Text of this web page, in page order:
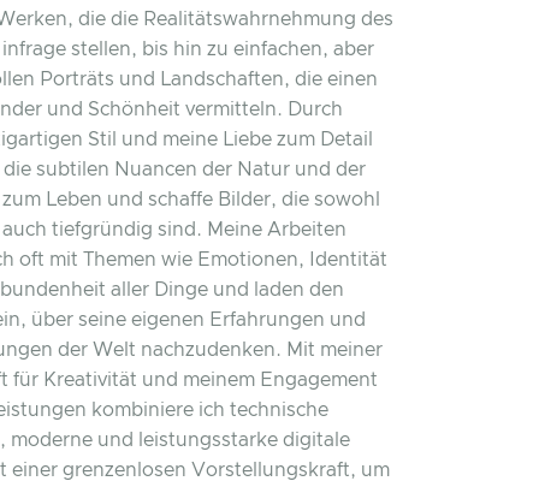
die die Realitätswahrnehmung des
stellen, bis hin zu einfachen, aber
Porträts und Landschaften, die einen
und Schönheit vermitteln. Durch
Stil und meine Liebe zum Detail
die subtilen Nuancen der Natur und der
Leben und schaffe Bilder, die sowohl
auch tiefgründig sind. Meine Arbeiten
oft mit Themen wie Emotionen, Identität
aller Dinge und laden den
über seine eigenen Erfahrungen und
der Welt nachzudenken. Mit meiner
für Kreativität und meinem Engagement
kombiniere ich technische
moderne und leistungsstarke digitale
einer grenzenlosen Vorstellungskraft, um